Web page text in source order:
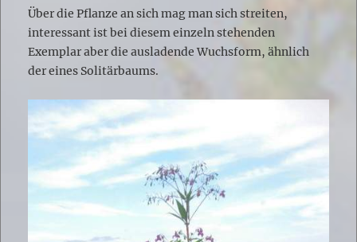
Über die Pflanze an sich mag man sich streiten,
interessant ist bei diesem einzeln stehenden
Exemplar aber die ausladende Wuchsform, ähnlich
der eines Solitärbaums.